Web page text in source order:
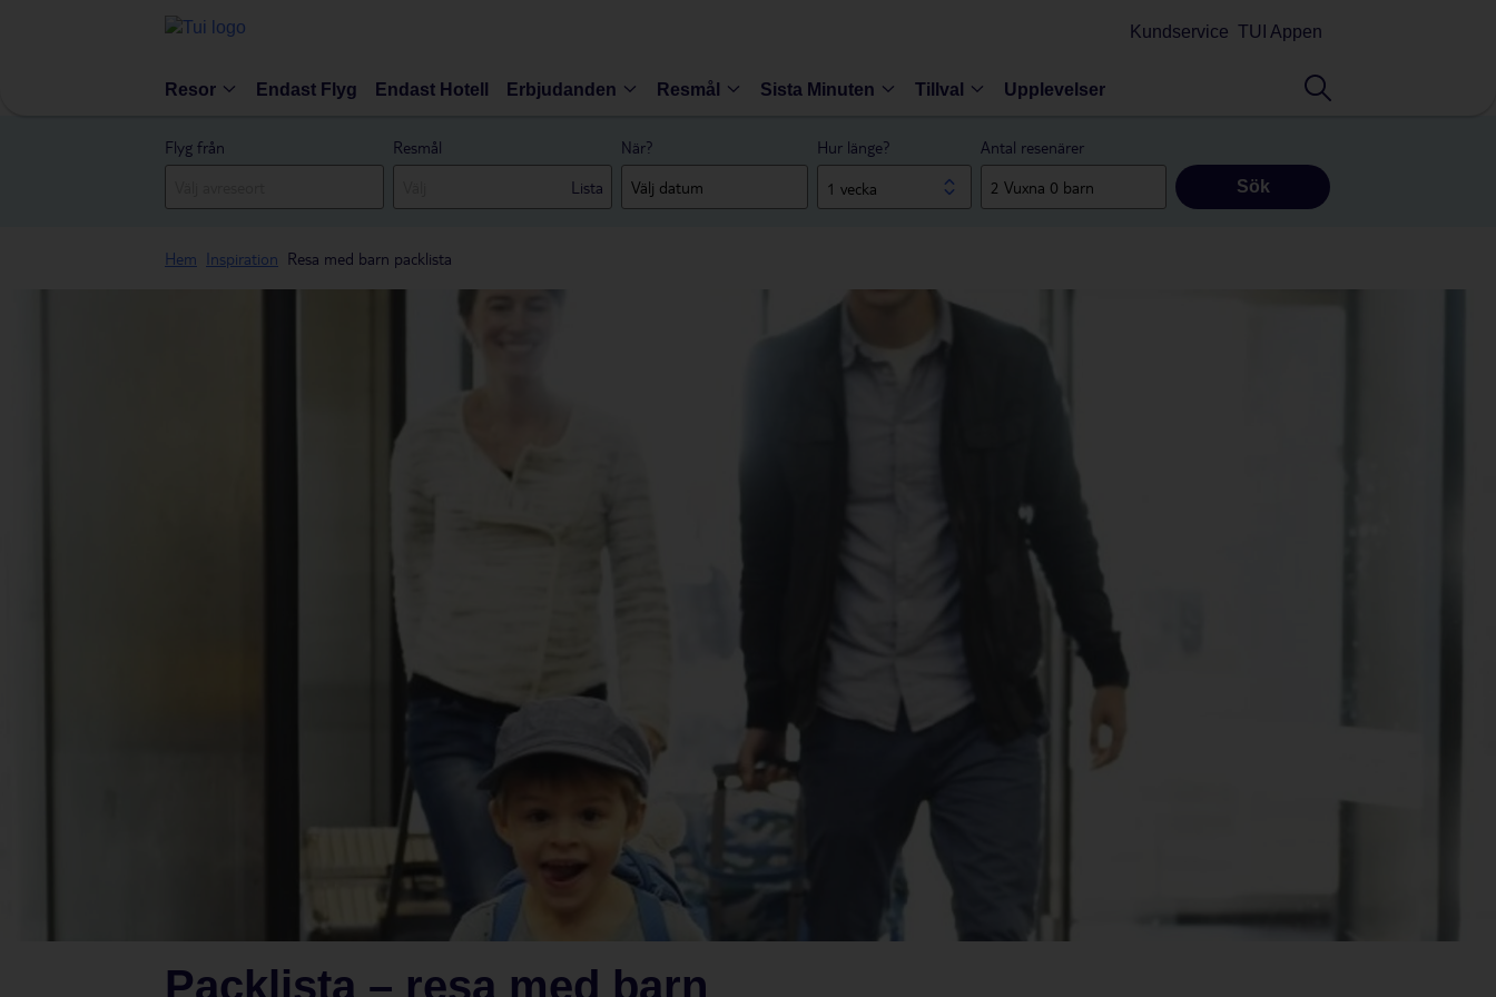
Kundservice TUI Appen
Resor Endast Flyg Endast Hotell Erbjudanden Resmål Sista Minuten Tillval Upplevelser
Flyg från
Resmål
Lista
När? Hur länge?
1 vecka
Antal resenärer
Sök
Hem Inspiration Resa med barn packlista
Packlista – resa med barn